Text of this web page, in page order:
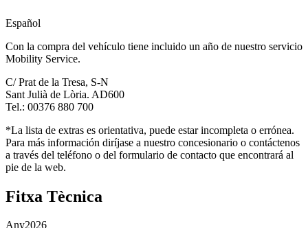
Español
Con la compra del vehículo tiene incluido un año de nuestro servicio
Mobility Service.
C/ Prat de la Tresa, S-N
Sant Julià de Lòria. AD600
Tel.: 00376 880 700
*La lista de extras es orientativa, puede estar incompleta o errónea.
Para más información diríjase a nuestro concesionario o contáctenos
a través del teléfono o del formulario de contacto que encontrará al
pie de la web.
Fitxa Tècnica
Any2026